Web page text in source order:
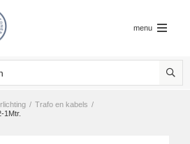
menu
/ Trafo en kabels /
1Mtr.